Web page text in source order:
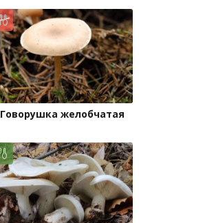
Говорушка желобчатая